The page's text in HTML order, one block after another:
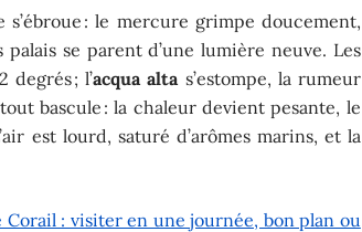
: le mercure grimpe doucement,
se parent d’une lumière neuve. Les
; l’acqua alta s’estompe, la rumeur
bascule : la chaleur devient pesante, le
est lourd, saturé d’arômes marins, et la
: visiter en une journée, bon plan ou